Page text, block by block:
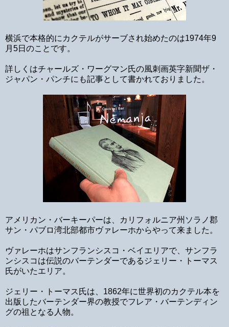
横浜で本格的にカクテルがサーブされ始めたのは1974年9
月5日のことです。
詳しくはチャールズ・ワーグマン氏の風刺画英字新聞ザ・
ジャパン・パンチにも記事として書かれておりました。
アメリカン・バーキーパーは、カリフォルニア州ソラノ郡
サン・パブロ湾北部都市ヴァレーホからやって来ました。
ヴァレーホはサンフランシスコ・ベイエリアで、サンフラ
ンシスコは伝説のバーテンダーであるジェリー・トーマス
氏がいたエリア。
ジェリー・トーマス氏は、1862年に世界初のカクテル本を
出版したバーテンダー界の教授でフレア・バーテンディン
グの祖となる人物。